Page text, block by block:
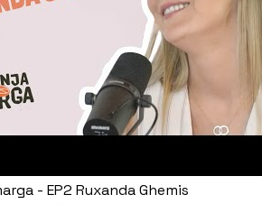
- EP2 Ruxanda Ghemis